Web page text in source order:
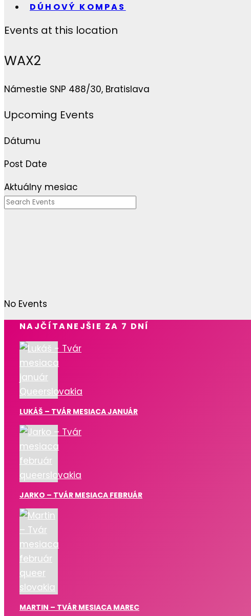
DÚHOVÝ KOMPAS
Events at this location
WAX2
Námestie SNP 488/30, Bratislava
Upcoming Events
Dátumu
Post Date
Aktuálny mesiac
No Events
NAJČÍTANEJŠIE ZA 7 DNÍ
LUKÁŠ – TVÁR MESIACA JANUÁR
JARKO – TVÁR MESIACA FEBRUÁR
MARTIN – TVÁR MESIACA MAREC